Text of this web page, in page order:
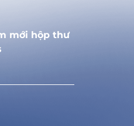
mới hộp thư